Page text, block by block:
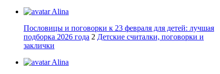
Alina
Пословицы и поговорки к 23 февраля для детей: лучшая
подборка 2026 года 2 Детские считалки, поговорки и
заклички
Alina